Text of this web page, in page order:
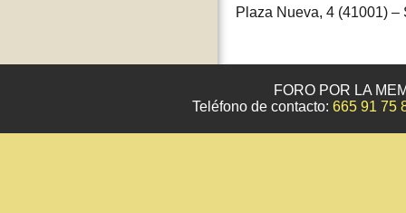
Plaza Nueva, 4 (41001) –
FORO POR LA
Teléfono de contacto: 665 91 75